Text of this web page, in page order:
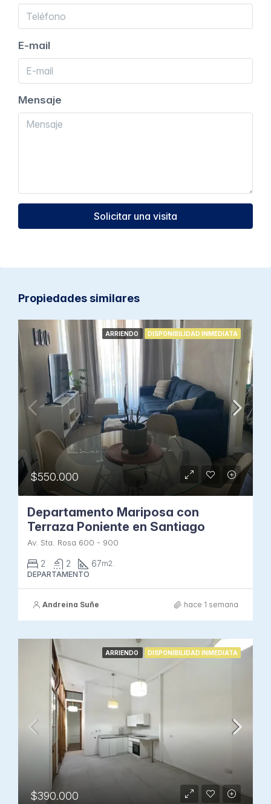
E-mail
Mensaje
Solicitar una visita
Propiedades similares
ARRIENDO DISPONIBILIDAD INMEDIATA
$550.000
Departamento Mariposa con
Terraza Poniente en Santiago
Av. Sta. Rosa 600 - 900
2 2 67m2.
DEPARTAMENTO
Andreina Suñe hace 1 semana
ARRIENDO DISPONIBILIDAD INMEDIATA
$390.000